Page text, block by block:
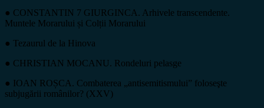
● CONSTANTIN 7 GIURGINCA. Arhivele transcendente.
Muntele Morarului și Colții Morarului
● Tezaurul de la Hinova
● CHRISTIAN MOCANU. Rondeluri pelasge
● IOAN ROȘCA. Combaterea „antisemitismului” foloseşte
subjugării românilor? (XXV)